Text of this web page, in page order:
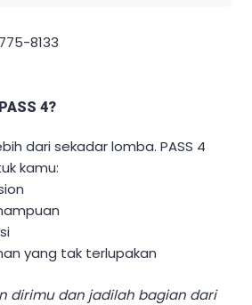
8133
4?
dari sekadar lomba. PASS 4
kamu:
yang tak terlupakan
dirimu dan jadilah bagian dari